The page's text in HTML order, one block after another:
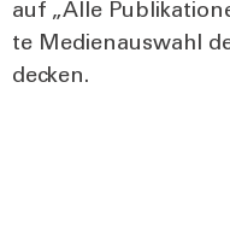
auf „Alle
te Medi­en­aus­wahl
de­cken.